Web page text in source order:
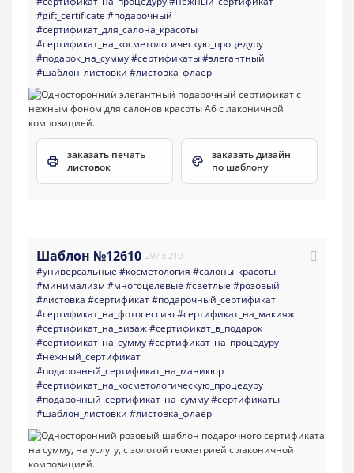
#gift_certificate #подарочный
#сертификат_для_салона_красоты
#сертификат_на_косметологическую_процедуру
#подарок_на_сумму#сертификаты#элегантный
#шаблон_листовки #листовка_флаер
заказать печать
листовок
заказать дизайн
по шаблону
Шаблон №12610 297 x 210
#универсальные #косметология #салоны_красоты
#минимализм #многоцелевые #светлые #розовый
#листовка #сертификат#подарочный_сертификат
#сертификат_на_фотосессию#сертификат_на_макияж
#сертификат_на_визаж#сертификат_в_подарок
#сертификат_на_сумму#сертификат_на_процедуру
#нежный_сертификат
#подарочный_сертификат_на_маникюр
#сертификат_на_косметологическую_процедуру
#подарочный_сертификат_на_сумму#сертификаты
#шаблон_листовки #листовка_флаер